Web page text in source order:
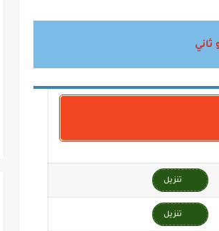
ثاني
تنزيل
تنزيل